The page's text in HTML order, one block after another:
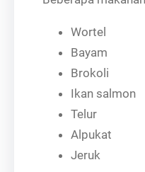
Wortel
Bayam
Brokoli
Ikan salmon
Telur
Alpukat
Jeruk